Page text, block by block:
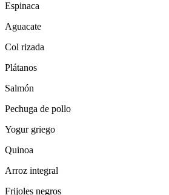
Espinaca
Aguacate
Col rizada
Plátanos
Salmón
Pechuga de pollo
Yogur griego
Quinoa
Arroz integral
Frijoles negros